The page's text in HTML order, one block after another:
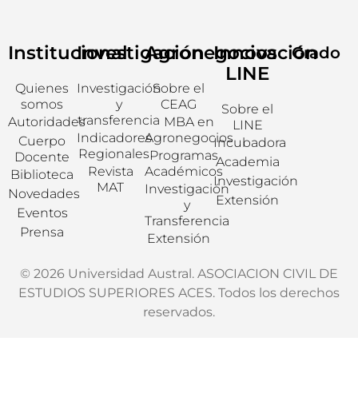
Institucional
Quienes
somos
Autoridades
Cuerpo
Docente
Biblioteca
Novedades
Eventos
Prensa
Investigación
Investigación
y
transferencia
Indicadores
Regionales
Revista
MAT
Agronegocios
Sobre el
CEAG
MBA en
Agronegocios
Programas
Académicos
Investigación
y
Transferencia
Extensión
Innovación
LINE
Sobre el
LINE
Incubadora
Academia
Investigación
Extensión
Grado
© 2026 Universidad Austral. ASOCIACION CIVIL DE
ESTUDIOS SUPERIORES ACES. Todos los derechos
reservados.